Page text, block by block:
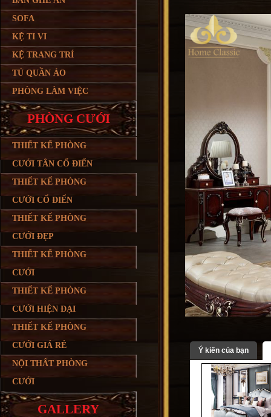
SOFA
KỆ TI VI
KỆ TRANG TRÍ
TỦ QUẦN ÁO
PHÒNG LÀM VIỆC
PHÒNG CƯỚI
THIẾT KẾ PHÒNG
CƯỚI TÂN CỔ ĐIỂN
THIẾT KẾ PHÒNG
CƯỚI CỔ ĐIỂN
THIẾT KẾ PHÒNG
CƯỚI ĐẸP
THIẾT KẾ PHÒNG
CƯỚI
THIẾT KẾ PHÒNG
CƯỚI HIỆN ĐẠI
THIẾT KẾ PHÒNG
CƯỚI GIÁ RẺ
NỘI THẤT PHÒNG
CƯỚI
GALLERY
Ý kiến của bạn